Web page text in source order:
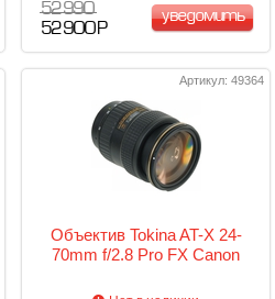
52 990
52 900 Р
уведомить
Артикул: 49364
Объектив Tokina AT-X 24-
70mm f/2.8 Pro FX Canon